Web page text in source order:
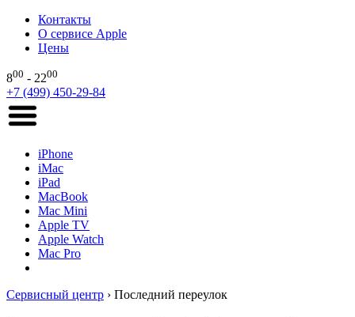
Контакты
О сервисе Apple
Цены
800 - 2200
+7 (499) 450-29-84
iPhone
iMac
iPad
MacBook
Mac Mini
Apple TV
Apple Watch
Mac Pro
Сервисный центр › Последний переулок